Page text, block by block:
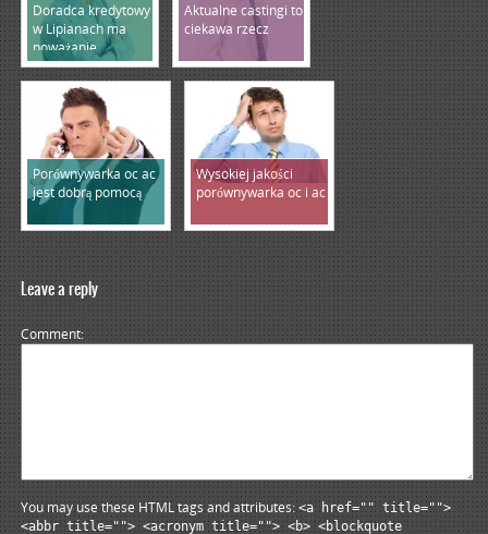
Doradca kredytowy
w Lipianach ma
poważanie
Aktualne castingi to
ciekawa rzecz
Porównywarka oc ac
jest dobrą pomocą
Wysokiej jakości
porównywarka oc i ac
Leave a reply
Comment
You may use these HTML tags and attributes:<a href="" title="">
<abbr title=""> <acronym title=""> <b> <blockquote